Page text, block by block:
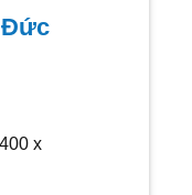
Đức
x